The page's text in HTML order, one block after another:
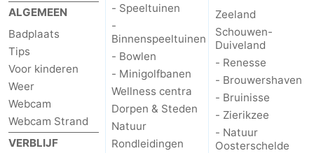
ALGEMEEN
Badplaats
Tips
Voor kinderen
Weer
Webcam
Webcam Strand
VERBLIJF
- Speeltuinen
-
Binnenspeeltuinen
- Bowlen
- Minigolfbanen
Wellness centra
Dorpen & Steden
Natuur
Rondleidingen
Zeeland
Schouwen-
Duiveland
- Renesse
- Brouwershaven
- Bruinisse
- Zierikzee
- Natuur
Oosterschelde